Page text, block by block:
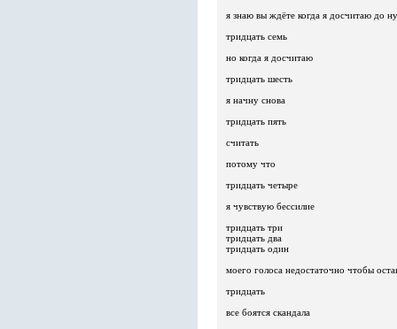
я знаю вы ждёте когда я досчитаю до
тридцать семь
но когда я досчитаю
тридцать шесть
я начну снова
тридцать пять
считать
потому что
тридцать четыре
я чувствую бессилие
тридцать три
тридцать два
тридцать один
моего голоса недостаточно чтобы
тридцать
все боятся скандала